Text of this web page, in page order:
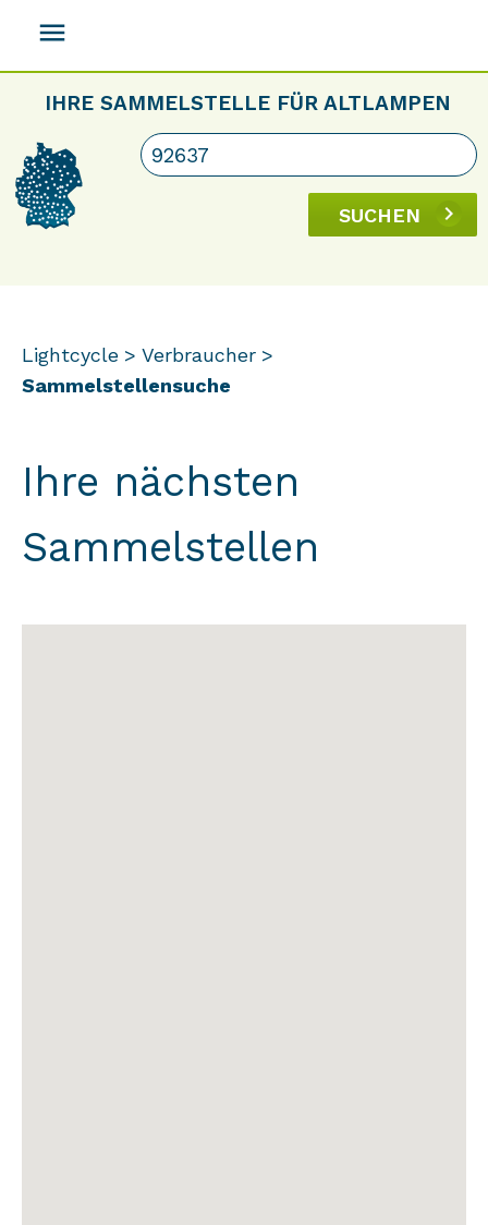
menu
IHRE SAMMELSTELLE FÜR ALTLAMPEN
SUCHEN
Lightcycle
Verbraucher
Sammelstellensuche
Ihre nächsten
Sammelstellen